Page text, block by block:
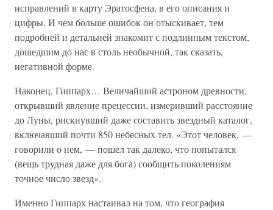
исправлений в карту Эратосфена, в его описания и
цифры. И чем больше ошибок он отыскивает, тем
подробней и детальней знакомит с подлинным текстом,
дошедшим до нас в столь необычной, так сказать,
негативной форме.
Наконец, Гиппарх… Величайший астроном древности,
открывший явление прецессии, измеривший расстояние
до Луны, рискнувший даже составить звездный каталог,
включавший почти 850 небесных тел. «Этот человек, —
говорили о нем, — пошел так далеко, что попытался
(вещь трудная даже для бога) сообщить поколениям
точное число звезд».
Именно Гиппарх настаивал на том, что география